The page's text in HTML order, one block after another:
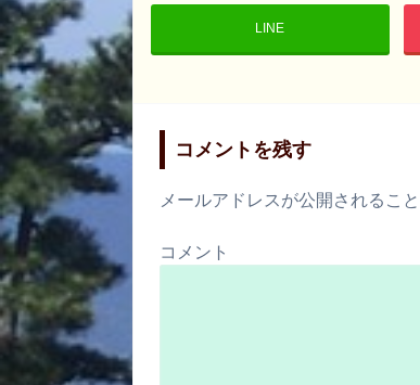
LINE
コメントを残す
メールアドレスが公開されるこ
コメント